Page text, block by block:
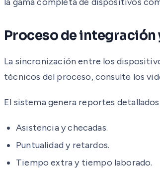
Proceso de integración
La sincronización entre los
técnicos del proceso, consulte los
El sistema genera reportes
Asistencia y checadas.
Puntualidad y retardos.
Tiempo extra y tiempo laborado.